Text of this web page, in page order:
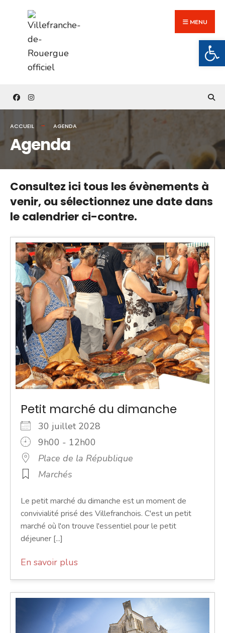
content
MENU
ACCUEIL AGENDA
Agenda
Consultez ici tous les évènements à
venir,ou sélectionnez une date dans
le calendrier ci-contre.
Petit marché du dimanche
30 juillet 2028
9h00 - 12h00
Place de la République
Marchés
Le petit marché du dimanche est un moment de
convivialité prisé des Villefranchois. C'est un petit
marché où l'on trouve l'essentiel pour le petit
déjeuner [...]
En savoir plus
for: